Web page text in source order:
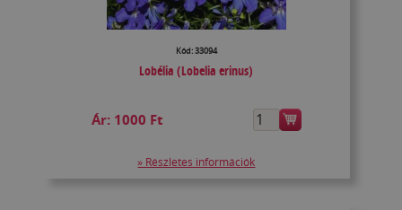
Kód: 33094
Lobélia (Lobelia erinus)
Ár: 1000 Ft
» Részletes információk